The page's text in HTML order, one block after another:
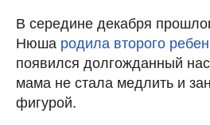
В середине декабря
Нюша родила второго
появился долгожданный
мама не стала медлить и
фигурой.